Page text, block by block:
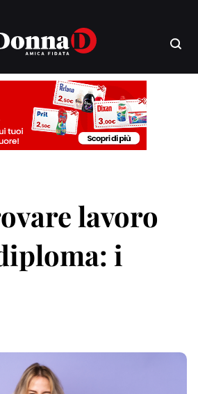
lavoro
i